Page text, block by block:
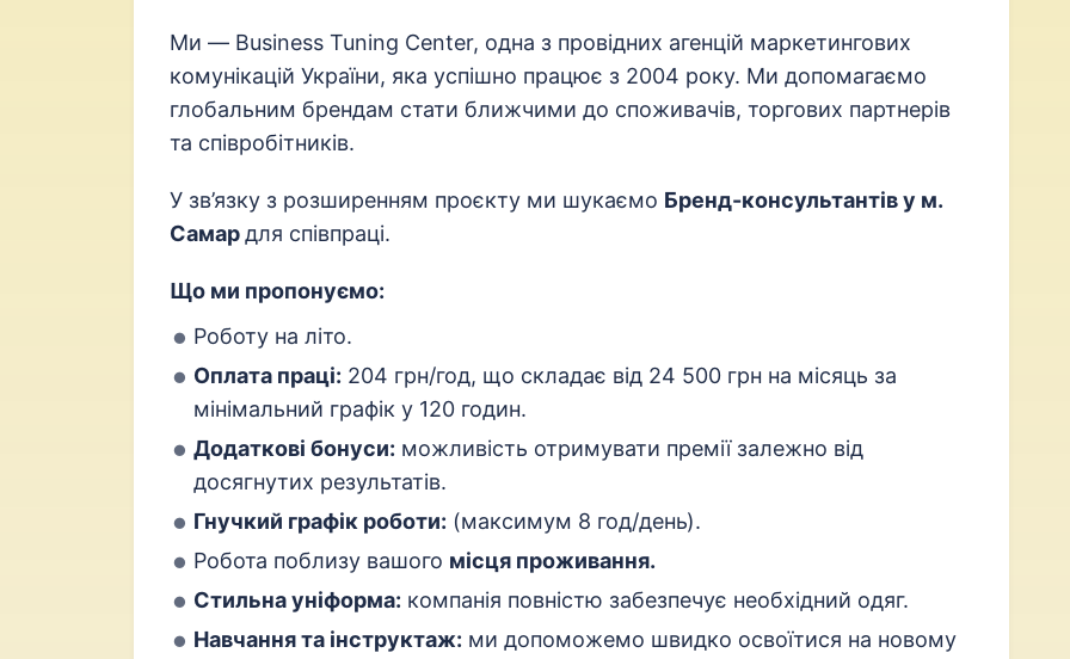
Ми — Business Tuning Center, одна з провідних агенцій маркетингових
комунікацій України, яка успішно працює з 2004 року. Ми допомагаємо
глобальним брендам стати ближчими до споживачів, торгових партнерів
та співробітників.
У зв’язку з розширенням проєкту ми шукаємо Бренд-консультантів у м.
Самардля співпраці.
Що ми пропонуємо:
Роботу на літо.
Оплата праці: 204 грн/год, що складає від 24 500 грн на місяць за
мінімальний графік у 120 годин.
Додаткові бонуси: можливість отримувати премії залежно від
досягнутих результатів.
Гнучкий графік роботи: (максимум 8 год/день).
Робота поблизу вашого місця проживання.
Стильна уніформа: компанія повністю забезпечує необхідний одяг.
Навчання та інструктаж: ми допоможемо швидко освоїтися на новому